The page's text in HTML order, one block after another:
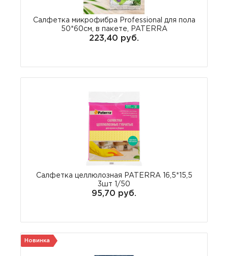
Салфетка микрофибра Professional для пола
50*60см, в пакете, PATERRA
223,40 руб.
Салфетка целлюлозная PATERRA 16,5*15,5
3шт 1/50
95,70 руб.
Новинка